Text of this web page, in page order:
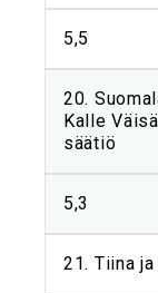
5,5
20.
Kalle
säätiö
5,3
21. Tiina